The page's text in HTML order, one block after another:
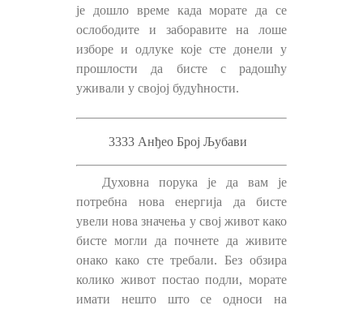
је дошло време када морате да се
ослободите и заборавите на лоше
изборе и одлуке које сте донели у
прошлости да бисте с радошћу
уживали у својој будућности.
3333 Анђео Број Љубави
Духовна порука је да вам је
потребна нова енергија да бисте
увели нова значења у свој живот како
бисте могли да почнете да живите
онако како сте требали. Без обзира
колико живот постао подли, морате
имати нешто што се односи на